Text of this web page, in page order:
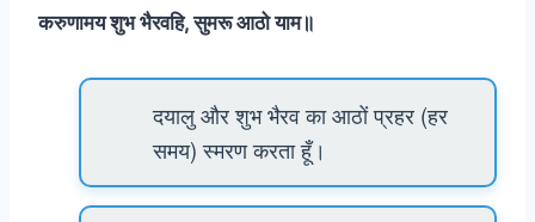
करुणामय शुभ भैरवहि, सुमरू आठो याम॥
दयालु और शुभ भैरव का आठों प्रहर (हर
समय) स्मरण करता हूँ।